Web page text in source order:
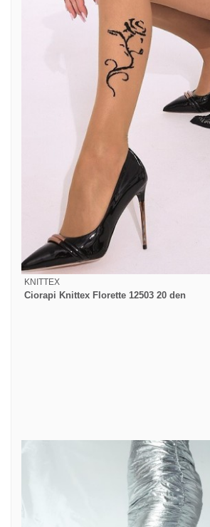
KNITTEX
Ciorapi Knittex Florette 12503 20 den